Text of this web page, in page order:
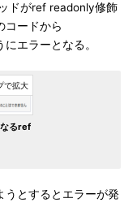
ドがref readonly修飾
コードから
エラーとなる。
るref
とするとエラーが発